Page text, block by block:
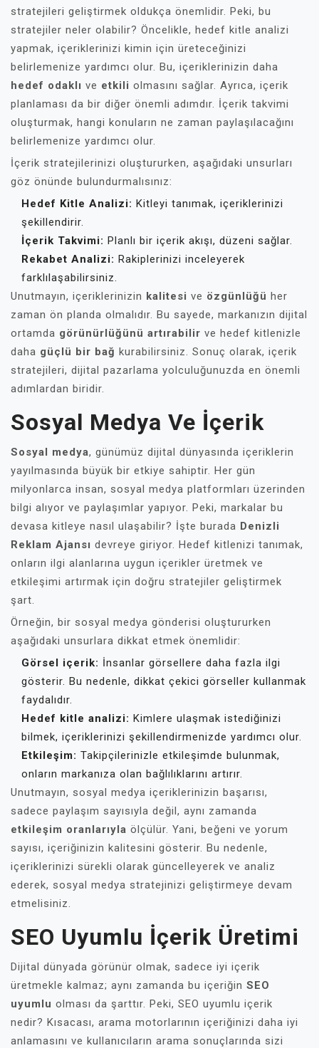
stratejileri geliştirmek oldukça önemlidir. Peki, bu
stratejiler neler olabilir? Öncelikle, hedef kitle analizi
yapmak, içeriklerinizi kimin için üreteceğinizi
belirlemenize yardımcı olur. Bu, içeriklerinizin daha
hedef odaklı ve etkili olmasını sağlar. Ayrıca, içerik
planlaması da bir diğer önemli adımdır. İçerik takvimi
oluşturmak, hangi konuların ne zaman paylaşılacağını
belirlemenize yardımcı olur.
İçerik stratejilerinizi oluştururken, aşağıdaki unsurları
göz önünde bulundurmalısınız:
Hedef Kitle Analizi: Kitleyi tanımak, içeriklerinizi
şekillendirir.
İçerik Takvimi: Planlı bir içerik akışı, düzeni sağlar.
Rekabet Analizi: Rakiplerinizi inceleyerek
farklılaşabilirsiniz.
Unutmayın, içeriklerinizin kalitesi ve özgünlüğü her
zaman ön planda olmalıdır. Bu sayede, markanızın dijital
ortamda görünürlüğünü artırabilir ve hedef kitlenizle
daha güçlü bir bağ kurabilirsiniz. Sonuç olarak, içerik
stratejileri, dijital pazarlama yolculuğunuzda en önemli
adımlardan biridir.
Sosyal Medya Ve İçerik
Sosyal medya, günümüz dijital dünyasında içeriklerin
yayılmasında büyük bir etkiye sahiptir. Her gün
milyonlarca insan, sosyal medya platformları üzerinden
bilgi alıyor ve paylaşımlar yapıyor. Peki, markalar bu
devasa kitleye nasıl ulaşabilir? İşte burada Denizli
Reklam Ajansı devreye giriyor. Hedef kitlenizi tanımak,
onların ilgi alanlarına uygun içerikler üretmek ve
etkileşimi artırmak için doğru stratejiler geliştirmek
şart.
Örneğin, bir sosyal medya gönderisi oluştururken
aşağıdaki unsurlara dikkat etmek önemlidir:
Görsel içerik: İnsanlar görsellere daha fazla ilgi
gösterir. Bu nedenle, dikkat çekici görseller kullanmak
faydalıdır.
Hedef kitle analizi: Kimlere ulaşmak istediğinizi
bilmek, içeriklerinizi şekillendirmenizde yardımcı olur.
Etkileşim: Takipçilerinizle etkileşimde bulunmak,
onların markanıza olan bağlılıklarını artırır.
Unutmayın, sosyal medya içeriklerinizin başarısı,
sadece paylaşım sayısıyla değil, aynı zamanda
etkileşim oranlarıyla ölçülür. Yani, beğeni ve yorum
sayısı, içeriğinizin kalitesini gösterir. Bu nedenle,
içeriklerinizi sürekli olarak güncelleyerek ve analiz
ederek, sosyal medya stratejinizi geliştirmeye devam
etmelisiniz.
SEO Uyumlu İçerik Üretimi
Dijital dünyada görünür olmak, sadece iyi içerik
üretmekle kalmaz; aynı zamanda bu içeriğin SEO
uyumlu olması da şarttır. Peki, SEO uyumlu içerik
nedir? Kısacası, arama motorlarının içeriğinizi daha iyi
anlamasını ve kullanıcıların arama sonuçlarında sizi